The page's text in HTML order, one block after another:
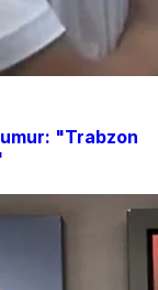
"Trabzon